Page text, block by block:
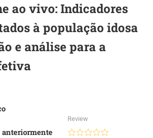
ao vivo: Indicadores
à população idosa
e análise para a
anteriormente
Review